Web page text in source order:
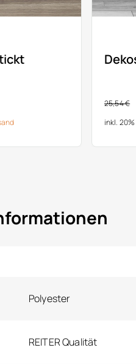
25,54 €
inkl.
Polyester
REITER Qualität